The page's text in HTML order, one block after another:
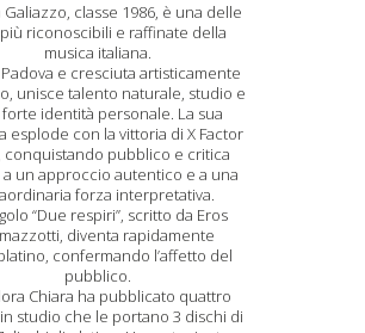
Galiazzo, classe 1986, è una delle
riconoscibili e raffinate della
musica italiana.
Padova e cresciuta artisticamente
unisce talento naturale, studio e
identità personale. La sua
esplode con la vittoria di X Factor
conquistando pubblico e critica
a un approccio autentico e a una
forza interpretativa.
“Due respiri”, scritto da Eros
diventa rapidamente
confermando l’affetto del
pubblico.
Chiara ha pubblicato quattro
studio che le portano 3 dischi di